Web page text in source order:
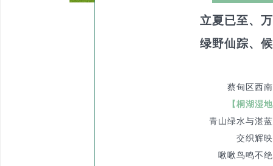
立夏已至、
绿野仙踪、
蔡甸区西
【桐湖湿
青山绿水与湛
交织辉映
啾啾鸟鸣不